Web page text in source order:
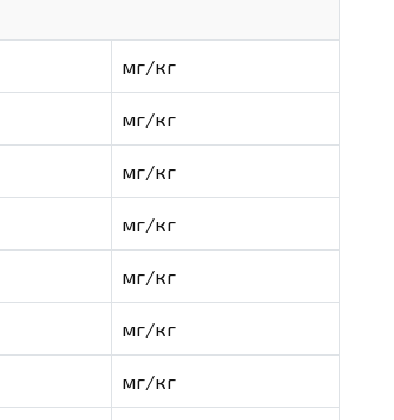
мг/кг
мг/кг
мг/кг
мг/кг
мг/кг
мг/кг
мг/кг